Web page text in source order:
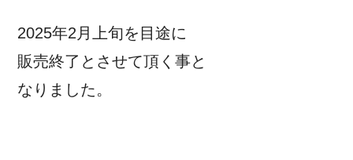
2025年2月上旬を目途に
販売終了とさせて頂く事と
なりました。